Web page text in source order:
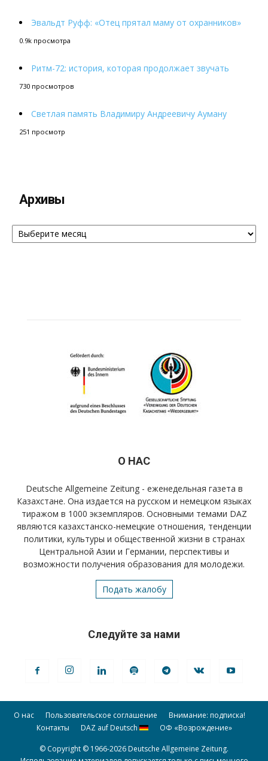
Эвальдт Руфф: «Отец прятал маму от охранников»
0.9k просмотра
Ритм-72: история, которая продолжает звучать
730 просмотров
Светлая память Владимиру Андреевичу Ауману
251 просмотр
Архивы
Архивы
О НАС
Deutsche Allgemeine Zeitung - еженедельная газета в
Казахстане. Она издается на русском и немецком языках
тиражом в 1000 экземпляров. Основными темами DAZ
являются казахстанско-немецкие отношения, тенденции
политики, культуры и общественной жизни в странах
Центральной Азии и Германии, перспективы и
возможности получения образования для молодежи.
Подать жалобу
Следуйте за нами
О нас Пользовательское соглашение
Внимание: подписка!
Контакты
DAZ auf Deutsch ОФ «Возрождение»
© Copyright © 1966-2026 Deutsche Allgemeine Zeitung.